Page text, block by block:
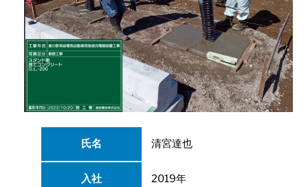
氏名 清宮達也
入社 2019年